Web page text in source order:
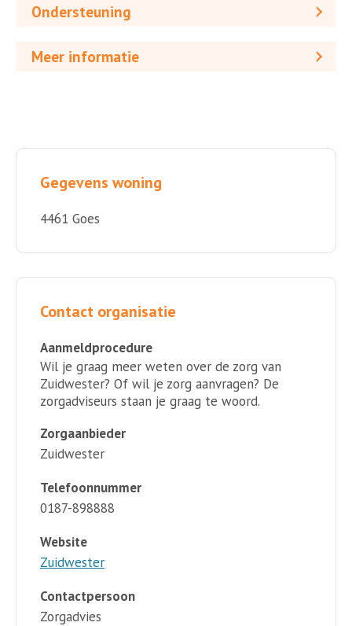
Ondersteuning
Meer informatie
Gegevens woning
4461 Goes
Contact organisatie
Aanmeldprocedure
Wil je graag meer weten over de zorg van
Zuidwester? Of wil je zorg aanvragen? De
zorgadviseurs staan je graag te woord.
Zorgaanbieder
Zuidwester
Telefoonnummer
0187-898888
Website
Zuidwester
Contactpersoon
Zorgadvies